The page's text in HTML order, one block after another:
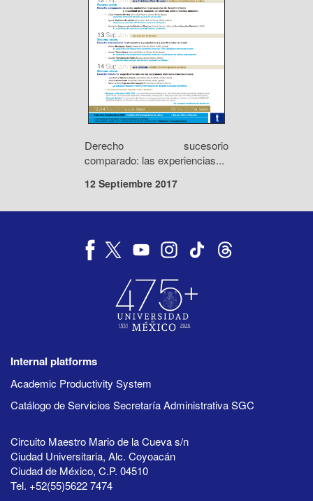
Derecho sucesorio
comparado: las experiencias...
12 Septiembre 2017
Internal platforms
Academic Productivity System
Catálogo de Servicios Secretaría Administrativa SGC
Circuito Maestro Mario de la Cueva s/n
Ciudad Universitaria, Alc. Coyoacán
Ciudad de México, C.P. 04510
Tel. +52(55)5622 7474